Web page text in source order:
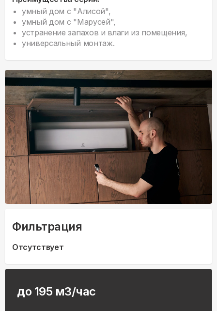
умный дом с "Алисой",
умный дом с "Марусей",
устранение запахов и влаги из помещения,
универсальный монтаж.
Фильтрация
Отсутствует
до 195 м3/час